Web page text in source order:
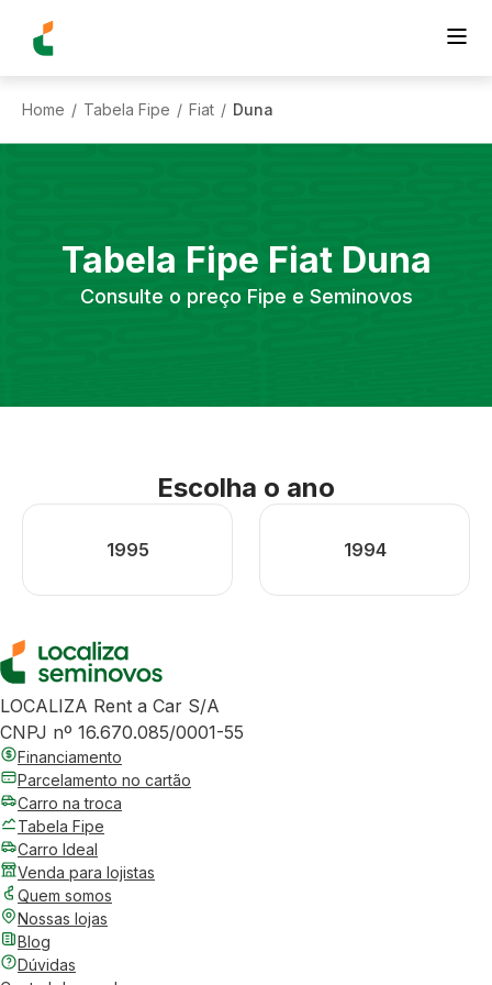
Home / Tabela Fipe / Fiat / Duna
Tabela Fipe Fiat Duna
Consulte o preço Fipe e Seminovos
Escolha o ano
1995 1994
LOCALIZA Rent a Car S/A
CNPJ nº 16.670.085/0001-55
Financiamento
Parcelamento no cartão
Carro na troca
Tabela Fipe
Carro Ideal
Venda para lojistas
Quem somos
Nossas lojas
Blog
Dúvidas